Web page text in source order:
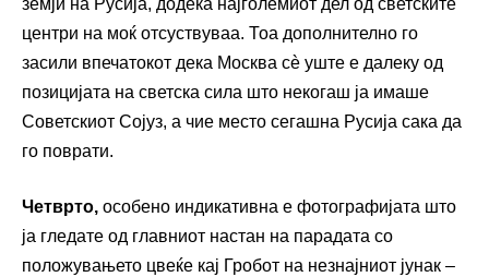
земји на Русија, додека најголемиот дел од светските
центри на моќ отсуствуваа. Тоа дополнително го
засили впечатокот дека Москва сè уште е далеку од
позицијата на светска сила што некогаш ја имаше
Советскиот Сојуз, а чие место сегашна Русија сака да
го поврати.
Четврто, особено индикативна е фотографијата што
ја гледате од главниот настан на парадата со
положувањето цвеќе кај Гробот на незнајниот јунак –